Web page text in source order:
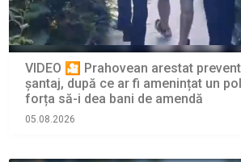
VIDEO 🎦 Prahovean arestat
șantaj, după ce ar fi amenințat un
forța să-i dea bani de amendă
05.08.2026